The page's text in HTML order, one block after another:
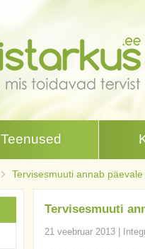
Teenused
Tervisesmuuti annab
Tervisesmuuti
21 veebruar 2013